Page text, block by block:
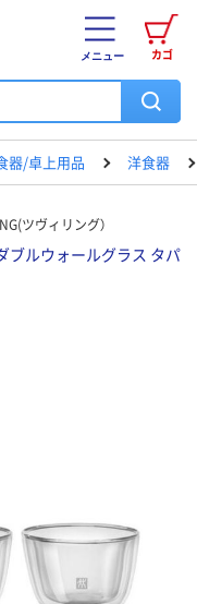
カゴ
メニュー
器/卓上用品 洋食器
ツヴィリング）
ルウォールグラス タパ